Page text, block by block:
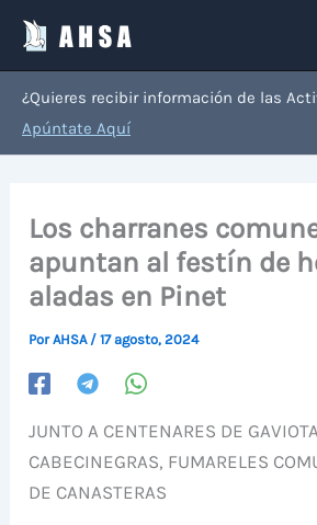
contenido
¿Quieres recibir información de las
Apúntate Aquí
Los charranes
apuntan al festín de
aladas en Pinet
PorAHSA /17 agosto, 2024
JUNTO A CENTENARES DE
CABECINEGRAS, FUMARELES
DE CANASTERAS